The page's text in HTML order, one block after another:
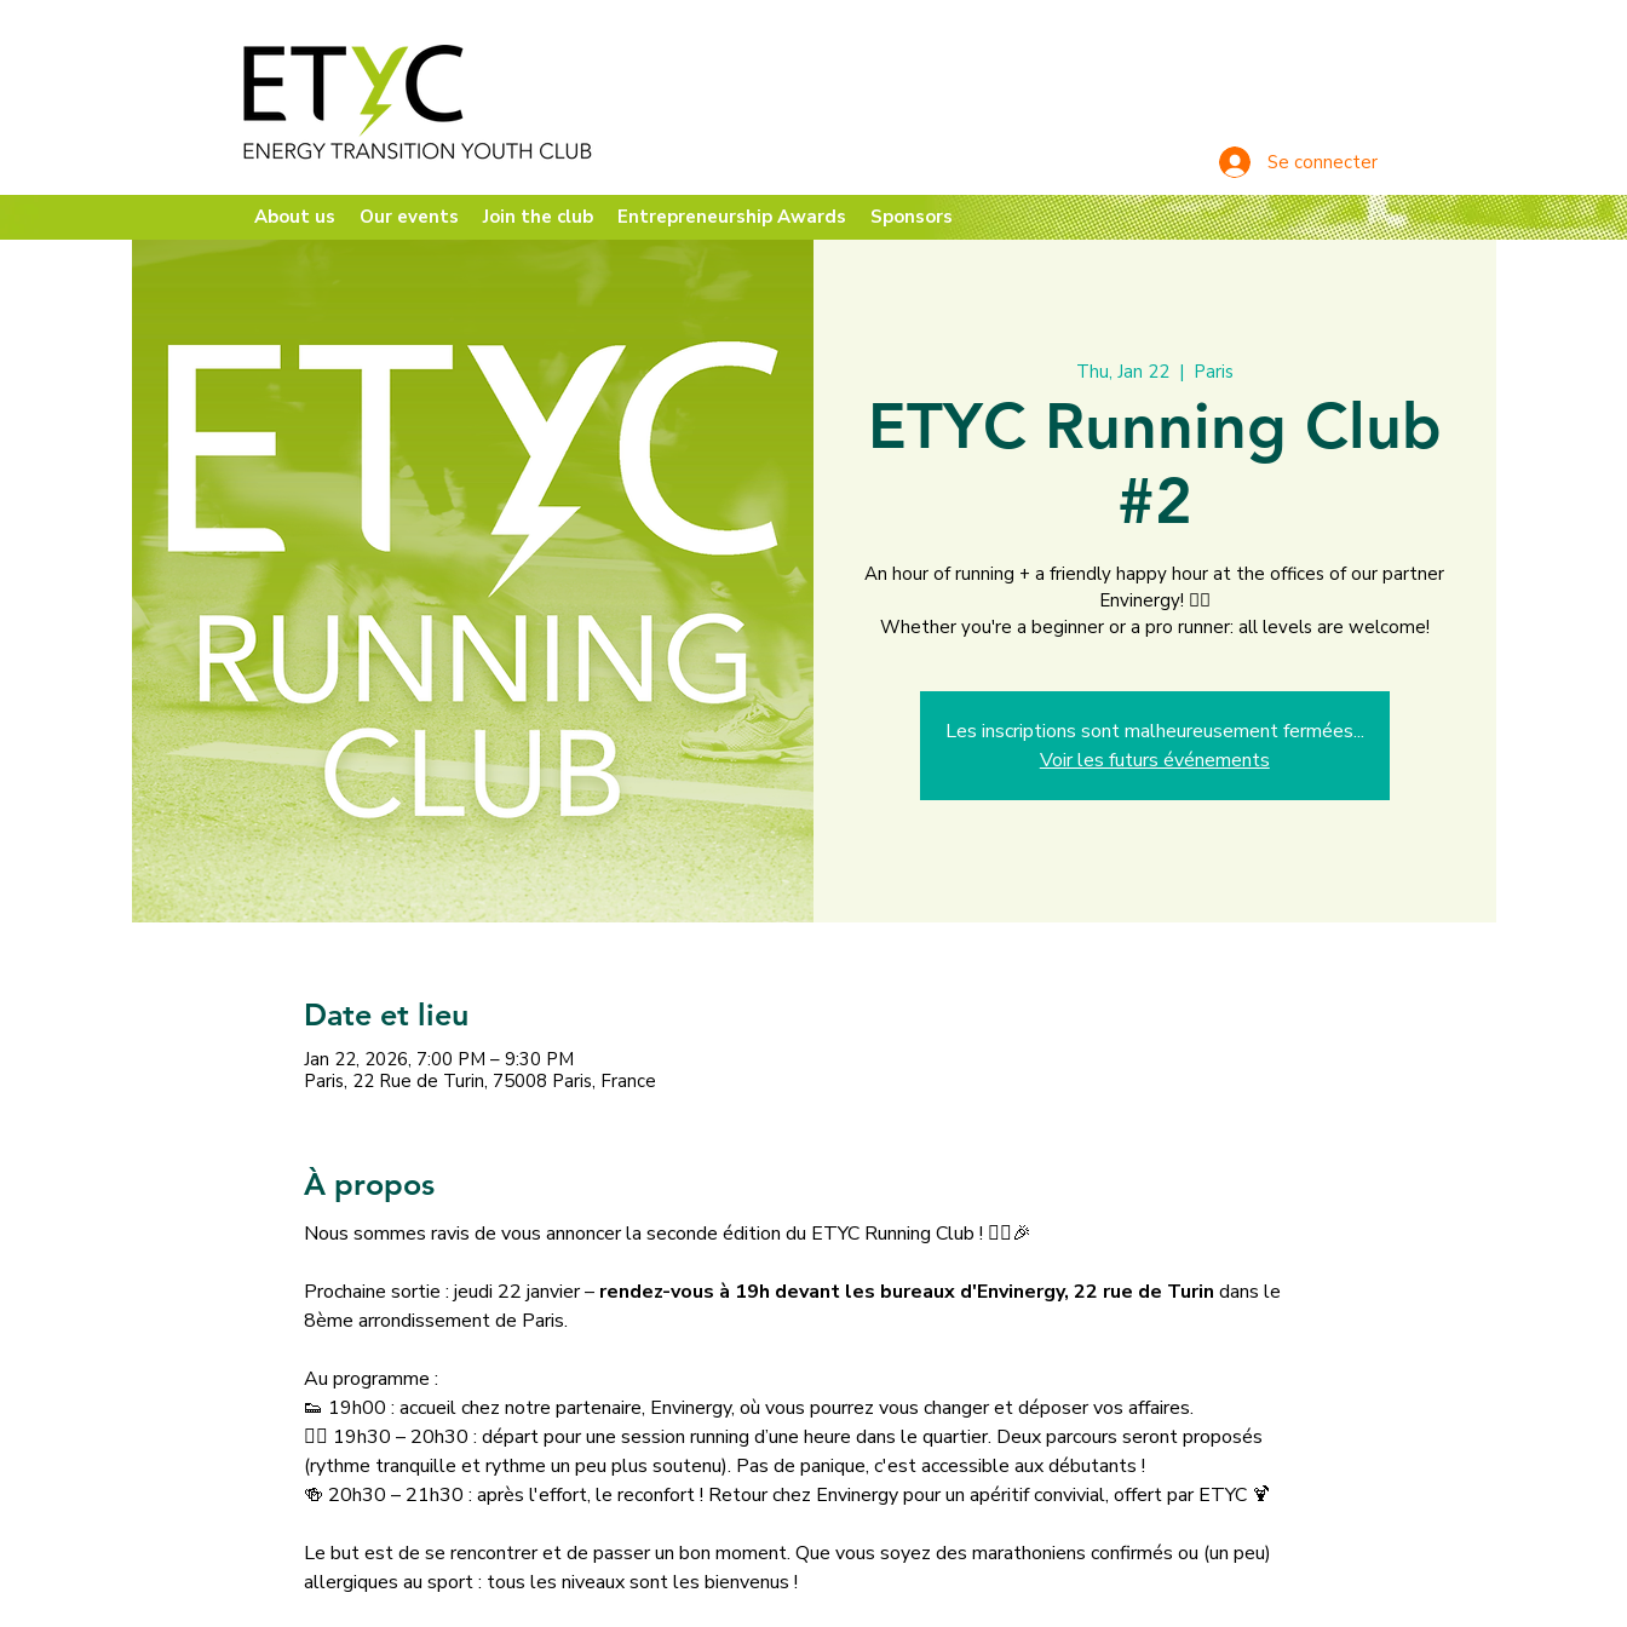
Se connecter
About us Our events Join the club Entrepreneurship Awards Sponsors
Thu, Jan 22
  |
Paris
ETYC Running Club
#2
An hour of running + a friendly happy hour at the offices of our partner
Envinergy! 🏃‍♀️
Whether you're a beginner or a pro runner: all levels are welcome!
Les inscriptions sont malheureusement fermées...
Voir les futurs événements
Date et lieu
Jan 22, 2026, 7:00 PM – 9:30 PM
Paris, 22 Rue de Turin, 75008 Paris, France
À propos
Nous sommes ravis de vous annoncer la seconde édition du ETYC Running Club ! 🏃‍♀🎉
Prochaine sortie : jeudi 22 janvier – rendez-vous à 19h devant les bureaux d'Envinergy, 22 rue de Turin dans le
8ème arrondissement de Paris.
Au programme :
👟 19h00 : accueil chez notre partenaire, Envinergy, où vous pourrez vous changer et déposer vos affaires.
🏃‍♂ 19h30 – 20h30 : départ pour une session running d’une heure dans le quartier. Deux parcours seront proposés
(rythme tranquille et rythme un peu plus soutenu). Pas de panique, c'est accessible aux débutants !
🍻 20h30 – 21h30 : après l'effort, le reconfort ! Retour chez Envinergy pour un apéritif convivial, offert par ETYC 🍹
Le but est de se rencontrer et de passer un bon moment. Que vous soyez des marathoniens confirmés ou (un peu)
allergiques au sport : tous les niveaux sont les bienvenus !